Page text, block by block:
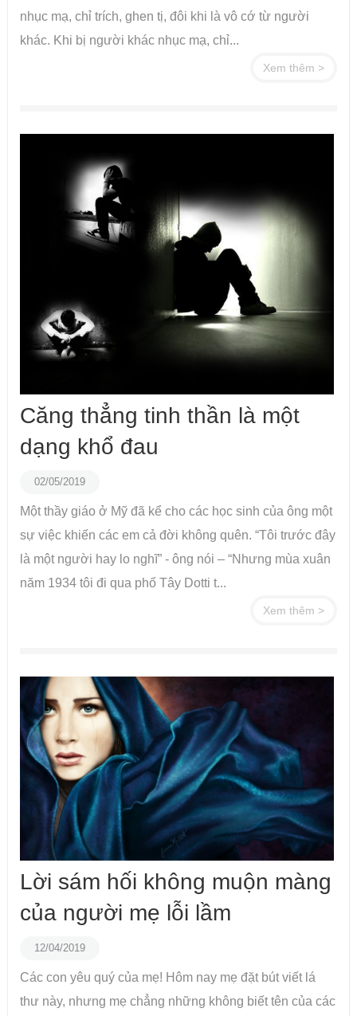
nhục mạ, chỉ trích, ghen tị, đôi khi là vô cớ từ người
khác. Khi bị người khác nhục mạ, chỉ...
Xem thêm >
Căng thẳng tinh thần là một
dạng khổ đau
02/05/2019
Một thầy giáo ở Mỹ đã kể cho các học sinh của ông một
sự việc khiến các em cả đời không quên. “Tôi trước đây
là một người hay lo nghĩ” - ông nói – “Nhưng mùa xuân
năm 1934 tôi đi qua phố Tây Dotti t...
Xem thêm >
Lời sám hối không muộn màng
của người mẹ lỗi lầm
12/04/2019
Các con yêu quý của mẹ! Hôm nay mẹ đặt bút viết lá
thư này, nhưng mẹ chẳng những không biết tên của các